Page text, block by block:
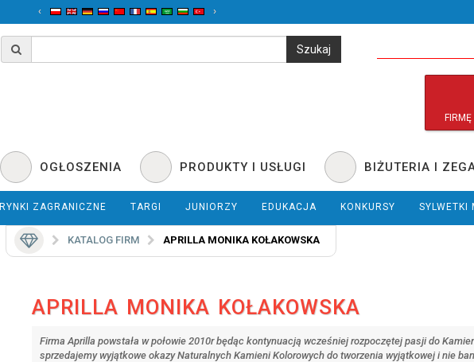
‹ ›
FIRMĘ
OGŁOSZENIA PRODUKTY I USŁUGI BIŻUTERIA I
RYNKI ZAGRANICZNE TARGI JUNIORZY EDUKACJA KONKURSY SYLWETKI
KATALOG FIRM APRILLA MONIKA KOŁAKOWSKA
APRILLA MONIKA KOŁAKOWSKA
Firma Aprilla powstała w połowie 2010r będąc kontynuacją wcześniej rozpoczętej pasji do
sprzedajemy wyjątkowe okazy Naturalnych Kamieni Kolorowych do tworzenia wyjątkowej i nie